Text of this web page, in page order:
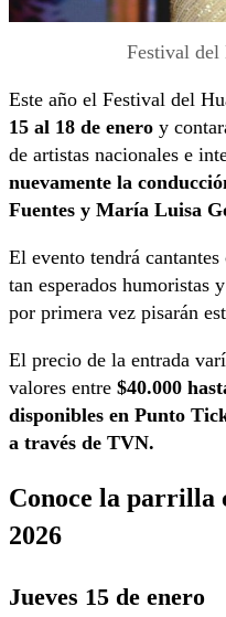
Festival del
Este año el Festival del
15 al 18 de enero y
de artistas nacionales e
nuevamente la
Fuentes y María Luisa
El evento tendrá
tan esperados humoristas
por primera vez pisarán
El precio de la entrada
valores entre $40.000
disponibles en Punto
a través de TVN.
Conoce la parrilla
2026
Jueves 15 de enero